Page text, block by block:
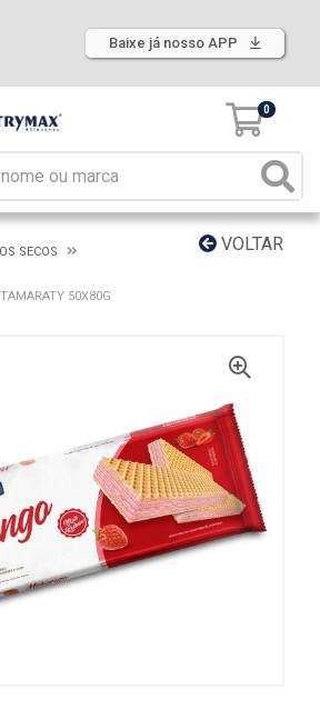
Baixe já nosso APP
0
VOLTAR
SECOS
50X80G